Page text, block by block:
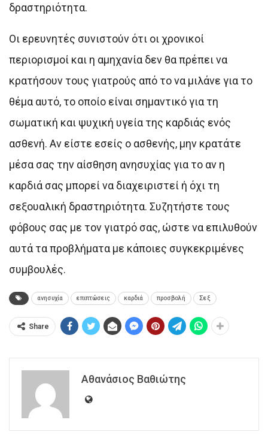
δραστηριότητα.
Οι ερευνητές συνιστούν ότι οι χρονικοί
περιορισμοί και η αμηχανία δεν θα πρέπει να
κρατήσουν τους γιατρούς από το να μιλάνε για το
θέμα αυτό, το οποίο είναι σημαντικό για τη
σωματική και ψυχική υγεία της καρδιάς ενός
ασθενή. Αν είστε εσείς ο ασθενής, μην κρατάτε
μέσα σας την αίσθηση ανησυχίας για το αν η
καρδιά σας μπορεί να διαχειριστεί ή όχι τη
σεξουαλική δραστηριότητα. Συζητήστε τους
φόβους σας με τον γιατρό σας, ώστε να επιλυθούν
αυτά τα προβλήματα με κάποιες συγκεκριμένες
συμβουλές.
ανησυχία επιπτώσεις καρδιά προσβολή Σεξ
Share
Αθανάσιος Βαθιώτης